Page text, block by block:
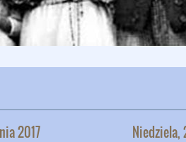
2017
Niedziela,